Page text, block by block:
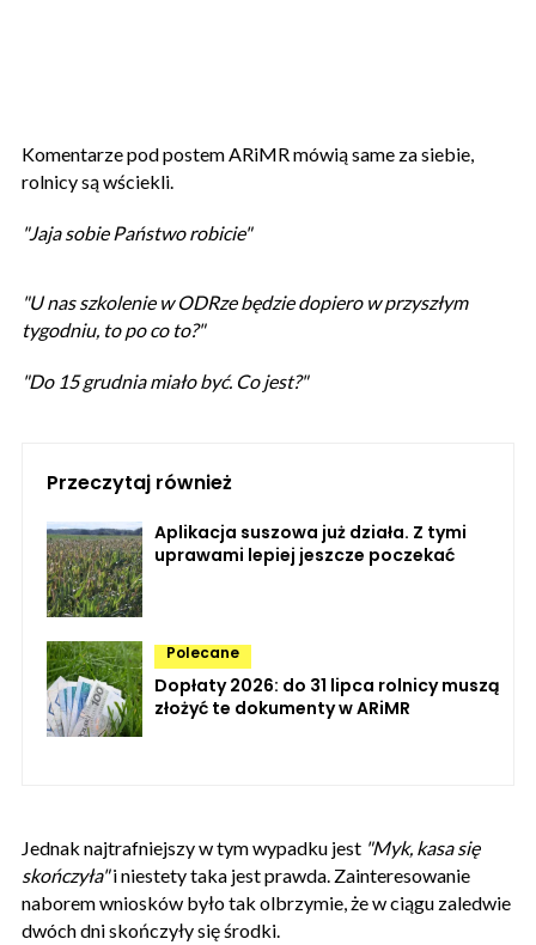
Komentarze pod postem ARiMR mówią same za siebie,
rolnicy są wściekli.
"Jaja sobie Państwo robicie"
"U nas szkolenie w ODRze będzie dopiero w przyszłym
tygodniu, to po co to?"
"Do 15 grudnia miało być. Co jest?"
Przeczytaj również
Aplikacja suszowa już działa. Z tymi
uprawami lepiej jeszcze poczekać
Polecane
Dopłaty 2026: do 31 lipca rolnicy muszą
złożyć te dokumenty w ARiMR
Jednak najtrafniejszy w tym wypadku jest "Myk, kasa się
skończyła"i niestety taka jest prawda. Zainteresowanie
naborem wniosków było tak olbrzymie, że w ciągu zaledwie
dwóch dni skończyły się środki.